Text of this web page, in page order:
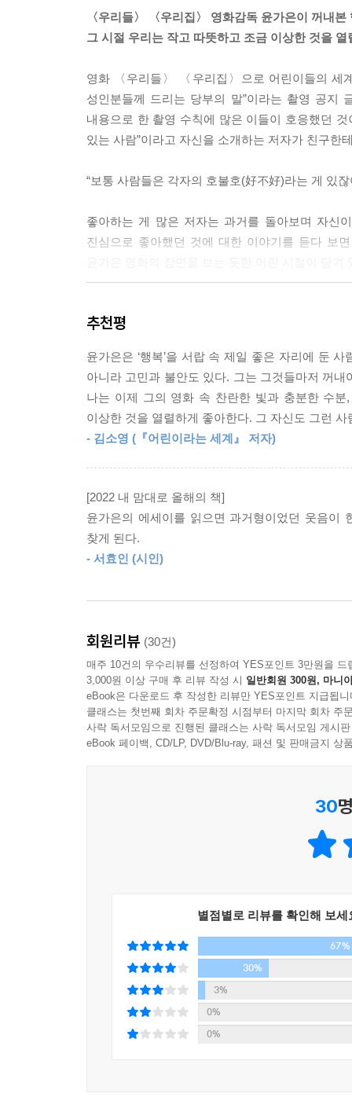
어린 시절, 작은 놀이터와 화단이 꽉꽉 들어찬 아
른다. 아침밥을 먹으면 곧바로 자전거를 끌고 나
러 집에 들어갔다. 인생에서 가장 즐겁고 꽉 찬 하
--- p.35
노래방은 정말 마법의 방이었다. 노래방에 가면
조금이라도 연장할 수 있다면, 늘어난 시간 동안
빵이야말로 내 인생 최고의 미스터리다. 입에는
아이들이야말로 여름의 장점을 누구보다 잘 알고
롭게 누비고 다녔다. 더위를 핑계 삼아 시원하고
록 노는 패기가 있었고, 비가 오는 꿉꿉한 날이면
아들이고 있는 그대로 즐길 줄 알았다. 여름의 주
--- p.89
린 마음들이 다치지 않도록 늘 세심하게 배려하
다자란 내게도 여전히 깊은 용기와 힘이 되어준다.
--- p.124
--- p.156
비통하고도 아름다운 작품이었다. 기존의 방식으
여다보고 재조합해 새로운 언어를 만든 것 같았다
손길로 상실의 자리를 어루만지는 진실한 애도의
--- p.171
의 도전이었고, 아이의 성취는 바로 나의 성취가
면 그것만으로 충분히 멋진 삶일 테니까.
〈우리들〉 〈우리집〉 영화감독 윤가은이 꺼내본
그 시절 우리는 작고 따뜻하고 조금 이상한 것을 열
영화 〈우리들〉 〈우리집〉으로 어린이들의 세
성인분들께 드리는 당부의 말”이라는 촬영 공지
내용으로 한 촬영 수칙에 많은 이들이 호응했던
있는 사람”이라고 자신을 소개하는 저자가 친구한
“보통 사람들은 각자의 호불호(好不好)라는 게 있
좋아하는 게 많은 저자는 과거를 돌아보며 자신
진심으로 좋아했던 것에 대한 이야기를 듣다 보
위해서」에는 어린 시절의 추억, 영화감독이 되기
윤가은은 ‘행복’을 서랍 속 제일 좋은 자리에 둔
아니라 고민과 불안도 있다. 그는 그것들마저 꺼
나는 이제 그의 영화 속 찬란한 빛과 충분한 수
이상한 것을 열렬하게 좋아한다. 그 자신도 그런
_김소영 (『어린이라는 세계』 저자)
“뭔가를 좋아하는 경험은 늘 귀하고 특별하다”
윤가은을 “위로하고 웃게 했던” 특별한 리스트
저자는 글을 쓰는 내내 “나만 좋아할 수도 있
「뛰고, 구르고, 소리치는 소녀들」 편에서 오
소리치는 보통의 여자애들을 이렇게나 멋지게
살아왔”다고 후회한다. 「수집엔 취미도 소질
1960~80년대에 크게 유행했던 길창덕, 윤승운, 신
영화 촬영과 관련한 에피소드도 흥미롭다. 「여
카메라에 담기 위해 촬영감독과 고군분투했던 이
자타 공인 “빵순이”일 만큼 빵을 좋아하지만, 체
인간적인 면모를 확인할 수 있다.
내겐 그보다 흥미진진하고 짜릿한 유흥이 없었
심장이 두근거렸다. 참 신기한 드라마였다. 결
사건사고들이 끝없이 펼쳐졌다. 어떤 인간도 단
배신이, 배신 뒤엔 복수가, 복수 뒤엔 전쟁이 이
추천평
윤가은은 ‘행복’을 서랍 속 제일 좋은 자리에 둔
아니라 고민과 불안도 있다. 그는 그것들마저 꺼
나는 이제 그의 영화 속 찬란한 빛과 충분한 수
이상한 것을 열렬하게 좋아한다. 그 자신도 그런
- 김소영 (『어린이라는 세계』 저자)
[2022 내 맘대로 올해의 책]
윤가은의 에세이를 읽으면 과거형이었던 웃음이
찾게 된다.
- 서효인 (시인)
회원리뷰 (30건)
매주 10건의 우수리뷰를 선정하여 YES포인트 3만원을 드
3,000원 이상 구매 후 리뷰 작성 시 일반회원 300원, 마니
eBook은 다운로드 후 작성한 리뷰만 YES포인트 지급됩니
클래스는 첫번째 회차 주문확정 시점부터 마지막 회차 주
사락 독서모임으로 진행된 클래스는 사락 독서모임 게시
eBook 페이백, CD/LP, DVD/Blu-ray, 패션 및 판매금지 상
30
별점별로 리뷰를 확인해 보세
67%
30%
3%
0%
0%